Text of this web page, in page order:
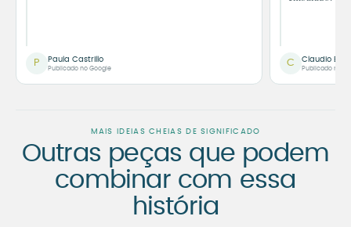
P Paula Castrillo
Publicado no Google
C Claudio
Publicado no
MAIS IDEIAS CHEIAS DE SIGNIFICADO
Outras peças que podem
combinar com essa
história